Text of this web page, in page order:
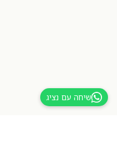
שיחה עם נציג